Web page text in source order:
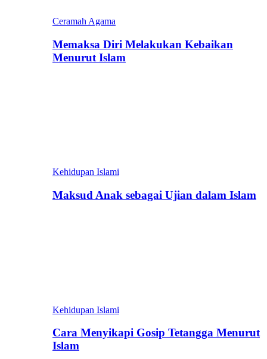
Ceramah Agama
Memaksa Diri Melakukan Kebaikan
Menurut Islam
Kehidupan Islami
Maksud Anak sebagai Ujian dalam Islam
Kehidupan Islami
Cara Menyikapi Gosip Tetangga Menurut
Islam